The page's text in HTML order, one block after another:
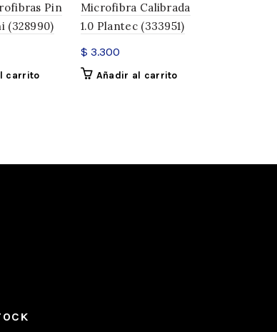
Pin
(328990)
carrito
Microfibra Calibrada
1.0 Plantec (333951)
$ 3.300
Añadir al carrito